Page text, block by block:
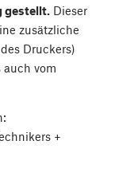
gestellt. Dieser
zusätzliche
Druckers)
vom
+